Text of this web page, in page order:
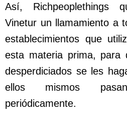
Así, Richpeoplethings
Vinetur un llamamiento a
establecimientos que
esta materia prima,
desperdiciados se les
ellos mismos
periódicamente.